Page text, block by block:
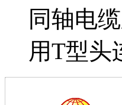
同轴电
用T型头